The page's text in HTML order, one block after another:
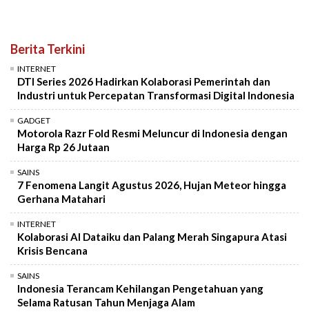
Berita Terkini
INTERNET
DTI Series 2026 Hadirkan Kolaborasi Pemerintah dan
Industri untuk Percepatan Transformasi Digital Indonesia
GADGET
Motorola Razr Fold Resmi Meluncur di Indonesia dengan
Harga Rp 26 Jutaan
SAINS
7 Fenomena Langit Agustus 2026, Hujan Meteor hingga
Gerhana Matahari
INTERNET
Kolaborasi AI Dataiku dan Palang Merah Singapura Atasi
Krisis Bencana
SAINS
Indonesia Terancam Kehilangan Pengetahuan yang
Selama Ratusan Tahun Menjaga Alam